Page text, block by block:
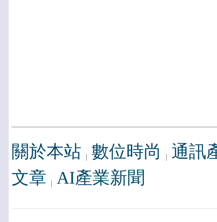
關於本站 數位時尚
通訊
文章 AI產業新聞